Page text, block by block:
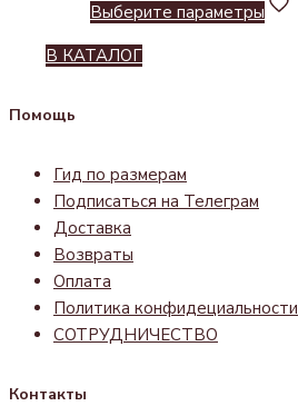
Выберите параметры
В КАТАЛОГ
Помощь
Гид по размерам
Подписаться на Телеграм
Доставка
Возвраты
Оплата
Политика конфидециальности
СОТРУДНИЧЕСТВО
Контакты